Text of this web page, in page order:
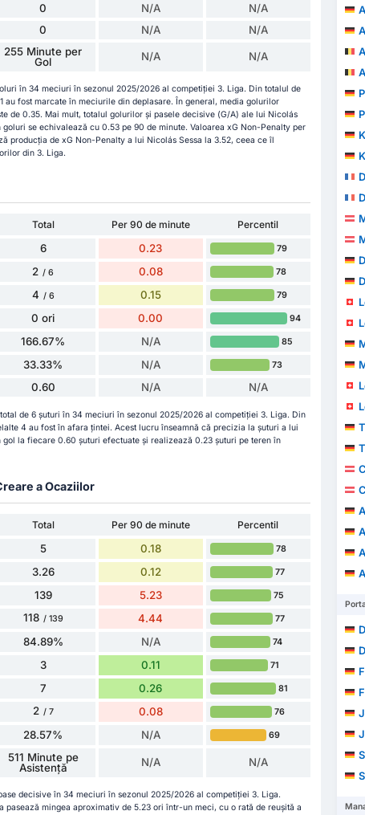
0 N/A N/A
0 N/A N/A
255 Minute per
Gol
N/A N/A
în 34 meciuri în sezonul 2025/2026 al competiției 3. Liga. Din totalul de
au fost marcate în meciurile din deplasare. În general, media golurilor
de 0.35. Mai mult, totalul golurilor și pasele decisive (G/A) ale lui Nicolás
goluri se echivalează cu 0.53 pe 90 de minute. Valoarea xG Non-Penalty per
producția de xG Non-Penalty a lui Nicolás Sessa la 3.52, ceea ce îl
din 3. Liga.
Total Per 90 de minute
Percentil
6 0.23 79
2 / 6 0.08 78
4 / 6 0.15 79
0 ori 0.00 94
166.67% N/A 85
33.33% N/A 73
0.60 N/A N/A
de 6 șuturi în 34 meciuri în sezonul 2025/2026 al competiției 3. Liga. Din
4 au fost în afara țintei. Acest lucru înseamnă că precizia la șuturi a lui
gol la fiecare 0.60 șuturi efectuate și realizează 0.23 șuturi pe teren în
a Ocaziilor
Total Per 90 de minute
Percentil
5 0.18 78
3.26 0.12 77
139 5.23 75
118 / 139 4.44 77
84.89% N/A 74
3 0.11 71
7 0.26 81
2 / 7 0.08 76
28.57% N/A 69
511 Minute pe
Asistență
N/A N/A
decisive în 34 meciuri în sezonul 2025/2026 al competiției 3. Liga.
pasează mingea aproximativ de 5.23 ori într-un meci, cu o rată de reușită a